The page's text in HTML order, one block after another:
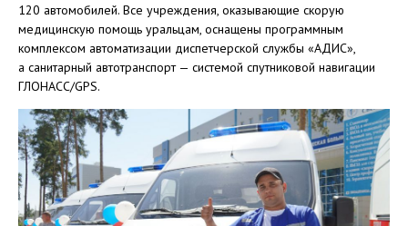
120 автомобилей. Все учреждения, оказывающие скорую
медицинскую помощь уральцам, оснащены программным
комплексом автоматизации диспетчерской службы «АДИС»,
а санитарный автотранспорт — системой спутниковой навигации
ГЛОНАСС/GPS.